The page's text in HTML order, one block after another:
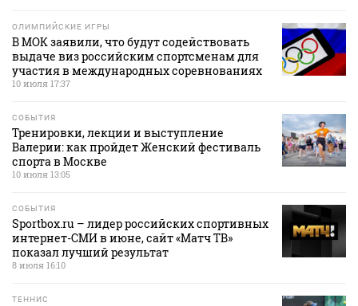
ОЛИМПИЙСКИЕ ИГРЫ
В МОК заявили, что будут содействовать
выдаче виз российским спортсменам для
участия в международных соревнованиях
10 июля 17:37
СОБЫТИЯ
Тренировки, лекции и выступление
Валерии: как пройдет Женский фестиваль
спорта в Москве
10 июля 13:05
СОБЫТИЯ
Sportbox.ru – лидер российских спортивных
интернет-СМИ в июне, сайт «Матч ТВ»
показал лучший результат
8 июля 16:10
ТЕННИС